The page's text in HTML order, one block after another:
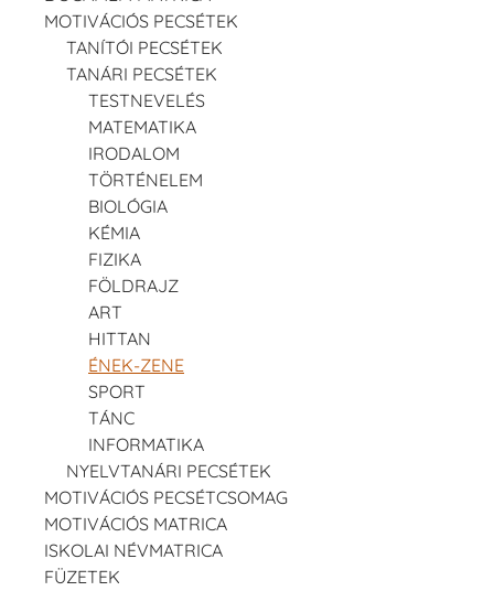
MOTIVÁCIÓS PECSÉTEK
TANÍTÓI PECSÉTEK
TANÁRI PECSÉTEK
TESTNEVELÉS
MATEMATIKA
IRODALOM
TÖRTÉNELEM
BIOLÓGIA
KÉMIA
FIZIKA
FÖLDRAJZ
ART
HITTAN
ÉNEK-ZENE
SPORT
TÁNC
INFORMATIKA
NYELVTANÁRI PECSÉTEK
MOTIVÁCIÓS PECSÉTCSOMAG
MOTIVÁCIÓS MATRICA
ISKOLAI NÉVMATRICA
FÜZETEK